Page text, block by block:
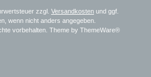
zzgl. Versandkosten und ggf.
wenn nicht anders angegeben.
vorbehalten. Theme by ThemeWare®